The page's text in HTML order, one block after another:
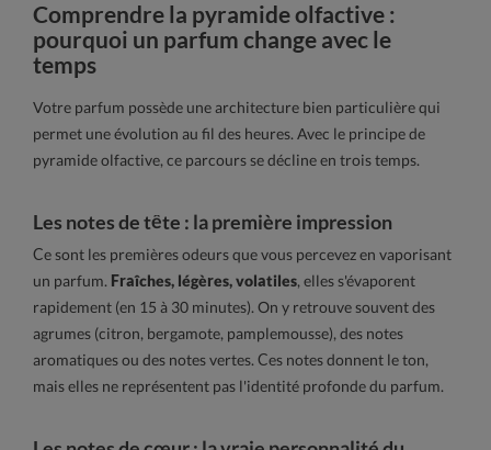
Comprendre la pyramide olfactive :
pourquoi un parfum change avec le
temps
Votre parfum possède une architecture bien particulière qui
permet une évolution au fil des heures. Avec le principe de
pyramide olfactive, ce parcours se décline en trois temps.
Les notes de tête : la première impression
Ce sont les premières odeurs que vous percevez en vaporisant
un parfum. Fraîches, légères, volatiles, elles s'évaporent
rapidement (en 15 à 30 minutes). On y retrouve souvent des
agrumes (citron, bergamote, pamplemousse), des notes
aromatiques ou des notes vertes. Ces notes donnent le ton,
mais elles ne représentent pas l'identité profonde du parfum.